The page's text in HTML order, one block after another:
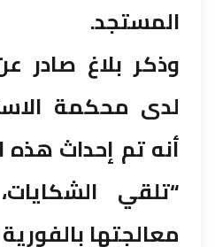
المستجد.
وذكر بلاغ صادر
لدى محكمة
أنه تم إحداث
“تلقي
معالجتها